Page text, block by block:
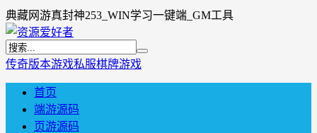
典藏网游真封神253_WIN学习一键端_GM工具
传奇版本游戏私服棋牌游戏
首页
端游源码
页游源码